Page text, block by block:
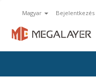
Magyar Bejelentkezés